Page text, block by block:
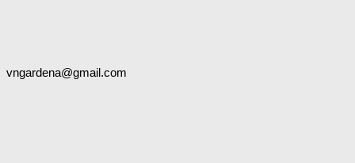
vngardena@gmail.com